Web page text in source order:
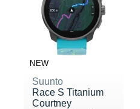
NEW
Suunto
Race S Titanium
Courtney